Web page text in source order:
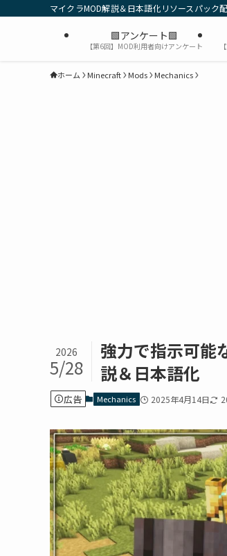
マイクラMOD解説＆日本語化リソースパック
🟩アンケート🟩
【第6回】MOD利用者向けアンケート
ホーム Minecraft Mods Mechanics
強力で指示可
説＆日本語化
2026
5/28
広告 Mechanics 2025年4月14日